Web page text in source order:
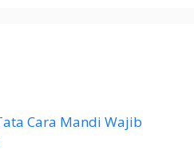
Cara Mandi Wajib